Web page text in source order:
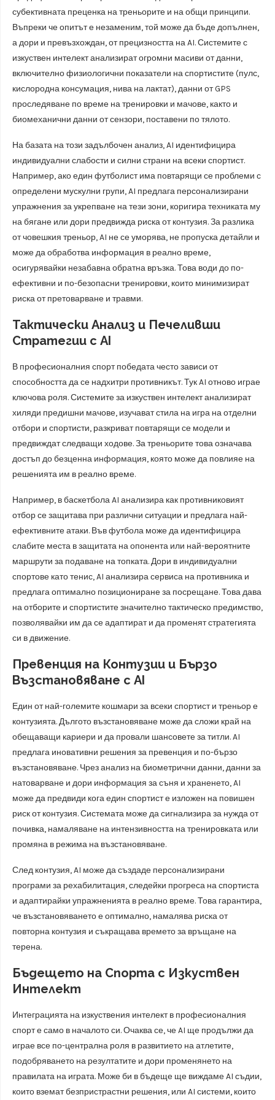
субективната преценка на треньорите и на общи принципи.
Въпреки че опитът е незаменим, той може да бъде допълнен,
а дори и превъзхождан, от прецизността на AI. Системите с
изкуствен интелект анализират огромни масиви от данни,
включително физиологични показатели на спортистите (пулс,
кислородна консумация, нива на лактат), данни от GPS
проследяване по време на тренировки и мачове, както и
биомеханични данни от сензори, поставени по тялото.
На базата на този задълбочен анализ, AI идентифицира
индивидуални слабости и силни страни на всеки спортист.
Например, ако един футболист има повтарящи се проблеми с
определени мускулни групи, AI предлага персонализирани
упражнения за укрепване на тези зони, коригира техниката му
на бягане или дори предвижда риска от контузия. За разлика
от човешкия треньор, AI не се уморява, не пропуска детайли и
може да обработва информация в реално време,
осигурявайки незабавна обратна връзка. Това води до по-
ефективни и по-безопасни тренировки, които минимизират
риска от претоварване и травми.
Тактически Анализ и Печеливши
Стратегии с AI
В професионалния спорт победата често зависи от
способността да се надхитри противникът. Тук AI отново играе
ключова роля. Системите за изкуствен интелект анализират
хиляди предишни мачове, изучават стила на игра на отделни
отбори и спортисти, разкриват повтарящи се модели и
предвиждат следващи ходове. За треньорите това означава
достъп до безценна информация, която може да повлияе на
решенията им в реално време.
Например, в баскетбола AI анализира как противниковият
отбор се защитава при различни ситуации и предлага най-
ефективните атаки. Във футбола може да идентифицира
слабите места в защитата на опонента или най-вероятните
маршрути за подаване на топката. Дори в индивидуални
спортове като тенис, AI анализира сервиса на противника и
предлага оптимално позициониране за посрещане. Това дава
на отборите и спортистите значително тактическо предимство,
позволявайки им да се адаптират и да променят стратегията
си в движение.
Превенция на Контузии и Бързо
Възстановяване с AI
Един от най-големите кошмари за всеки спортист и треньор е
контузията. Дългото възстановяване може да сложи край на
обещаващи кариери и да провали шансовете за титли. AI
предлага иновативни решения за превенция и по-бързо
възстановяване. Чрез анализ на биометрични данни, данни за
натоварване и дори информация за съня и храненето, AI
може да предвиди кога един спортист е изложен на повишен
риск от контузия. Системата може да сигнализира за нужда от
почивка, намаляване на интензивността на тренировката или
промяна в режима на възстановяване.
След контузия, AI може да създаде персонализирани
програми за рехабилитация, следейки прогреса на спортиста
и адаптирайки упражненията в реално време. Това гарантира,
че възстановяването е оптимално, намалява риска от
повторна контузия и съкращава времето за връщане на
терена.
Бъдещето на Спорта с Изкуствен
Интелект
Интеграцията на изкуствения интелект в професионалния
спорт е само в началото си. Очаква се, че AI ще продължи да
играе все по-централна роля в развитието на атлетите,
подобряването на резултатите и дори променянето на
правилата на играта. Може би в бъдеще ще виждаме AI съдии,
които вземат безпристрастни решения, или AI системи, които